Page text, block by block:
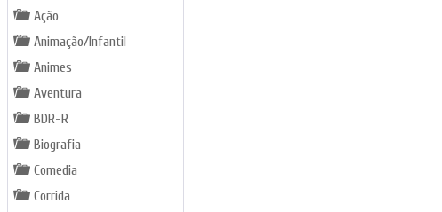
Ação
Animação/Infantil
Animes
Aventura
BDR-R
Biografia
Comedia
Corrida